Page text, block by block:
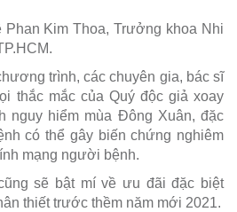
Phan Kim Thoa, Trưởng khoa Nhi
trình, các chuyên gia, bác sĩ
thắc mắc của Quý độc giả xoay
nguy hiểm mùa Đông Xuân, đặc
có thể gây biến chứng nghiêm
mạng người bệnh.
sẽ bật mí về ưu đãi đặc biệt
thiết trước thềm năm mới 2021.